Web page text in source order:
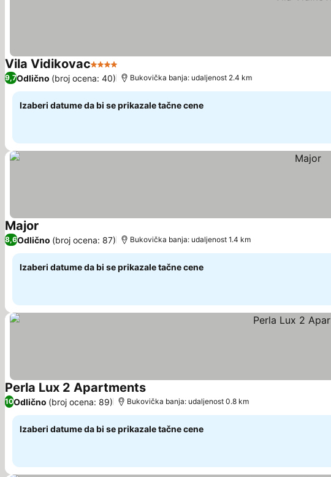
Vila Vidikovac4 ZvezdicePogledaj cene
9,7Odlično (broj ocena: 40) Bukovička banja: udaljenost 2.4 km
Izaberi datume da bi se prikazale tačne cene
Major
8,6Odlično (broj ocena: 87) Bukovička banja: udaljenost 1.4 km
Izaberi datume da bi se prikazale tačne cene
Perla Lux 2 ApartmentsPogledaj cene
10Odlično (broj ocena: 89) Bukovička banja: udaljenost 0.8 km
Izaberi datume da bi se prikazale tačne cene